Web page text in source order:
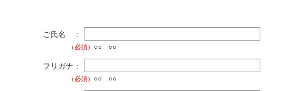
ご氏名 ：
（必須） ○○ ○○
フリガナ：
（必須） ○○ ○○